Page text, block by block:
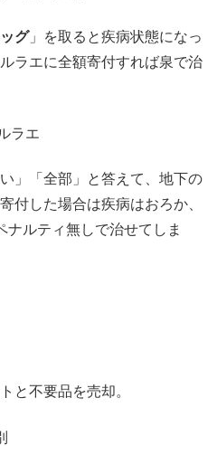
グ」を取ると疾病状態になっ
ラエに全額寄付すれば泉で治
ラエ
」「全部」と答えて、地下の
付した場合は疾病はおろか、
ルティ無しで治せてしま
と不要品を売却。